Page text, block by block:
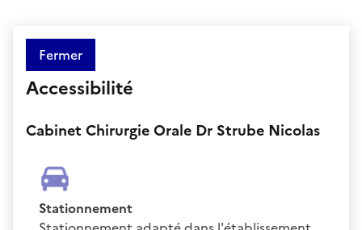
Fermer
Accessibilité
Cabinet Chirurgie Orale Dr Strube Nicolas
Stationnement